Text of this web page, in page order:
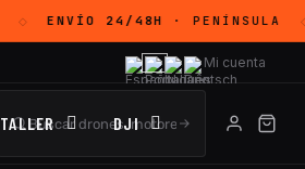
ENVÍO 24/48H· PENÍNSULA
Mi cuenta
TALLER DJI